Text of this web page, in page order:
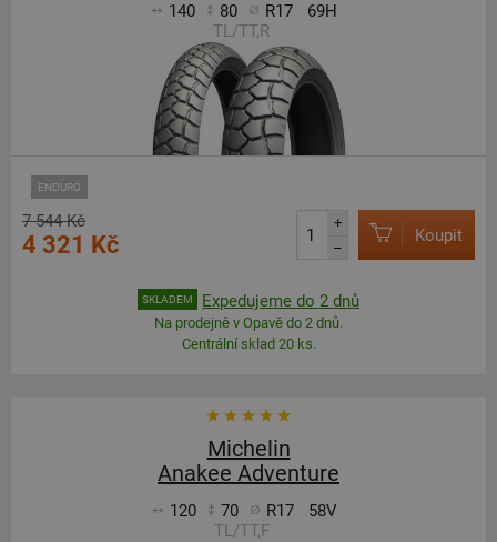
140 80 R17
69H
TL/TT,R
ENDURO
7 544 Kč
4 321 Kč
+
–
Koupit
SKLADEM Expedujeme do 2 dnů
Na prodejně v Opavě do 2 dnů.
Centrální sklad 20 ks.
Michelin
Anakee Adventure
120 70 R17
58V
TL/TT,F